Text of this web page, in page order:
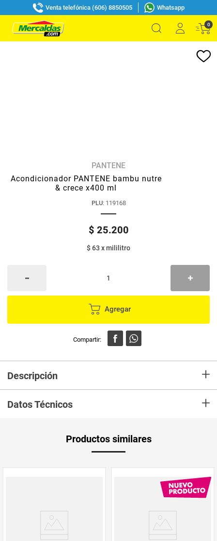
Venta telefónica (606) 8850505 Whatsapp
0
PANTENE
Acondicionador PANTENE bambu nutre
& crece x400 ml
PLU: 119168
$ 25.200
$ 63 xmililitro
Agregar
Descripción +
se fortlezca y tenga hasta el 90% menos caida, hidratación poderosa para
un cabello largo y mas fuerte
Datos Técnicos +
de Medida
Productos similares